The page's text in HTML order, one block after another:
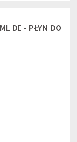
DE - PŁYN DO